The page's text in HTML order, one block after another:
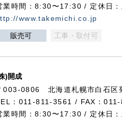
業時間：8:30〜17:30 / 定休日：
www.takemichi.co.jp
販売可 工事・取付可
)開成
003-0806 北海道札幌市白石区
：011-811-3561 / FAX：
業時間：8:30〜17:30 / 定休日：